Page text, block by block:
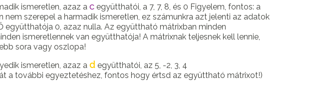
ismeretlen, azaz a c együtthatói, a 7, 7, 8, és 0 Figyelem, fontos: a
nem szerepel a harmadik ismeretlen, ez számunkra azt jelenti az adatok
együtthatója 0, azaz nulla. Az együttható mátrixban minden
ismeretlennek van együtthatója! A mátrixnak teljesnek kell lennie,
sora vagy oszlopa!
ismeretlen, azaz a d együtthatói, az 5, -2, 3, 4
a további egyeztetéshez, fontos hogy értsd az együttható mátrixot!)